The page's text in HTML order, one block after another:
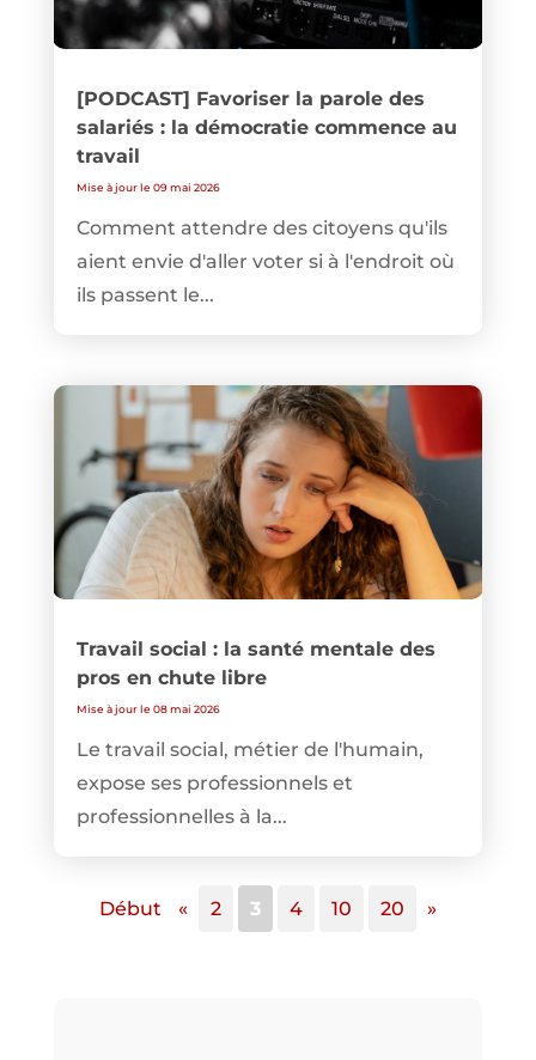
[PODCAST] Favoriser la parole des
salariés : la démocratie commence au
travail
Mise à jour le 09 mai 2026
Comment attendre des citoyens qu'ils
aient envie d'aller voter si à l'endroit où
ils passent le...
Travail social : la santé mentale des
pros en chute libre
Mise à jour le 08 mai 2026
Le travail social, métier de l'humain,
expose ses professionnels et
professionnelles à la...
Début « 2 3 4 10 20 »